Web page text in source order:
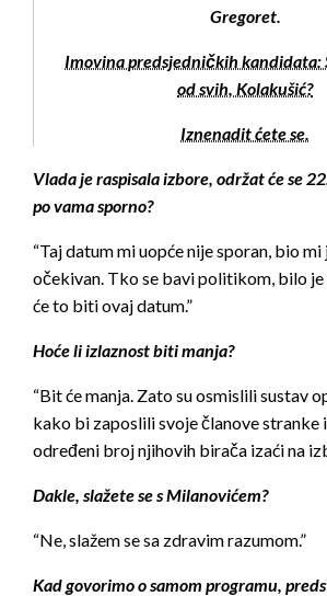
Gregoret.
Imovina predsjedničkih kandidata:
od svih, Kolakušić?
Iznenadit ćete se.
Vlada je raspisala izbore, održat će se
po vama sporno?
“Taj datum mi uopće nije sporan, bio
očekivan. Tko se bavi politikom, bilo je
će to biti ovaj datum.”
Hoće li izlaznost biti manja?
“Bit će manja. Zato su osmislili sustav
kako bi zaposlili svoje članove stranke
određeni broj njihovih birača izaći na
Dakle, slažete se s Milanovićem?
“Ne, slažem se sa zdravim razumom.”
Kad govorimo o samom programu,